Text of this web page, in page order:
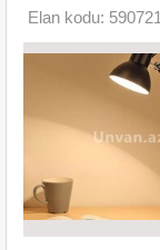
Elan kodu: